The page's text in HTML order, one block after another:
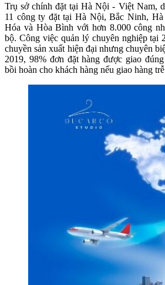
Trụ sở chính đặt tại Hà Nội - Việt Nam,
11 công ty đặt tại Hà Nội, Bắc Ninh,
Hóa và Hòa Bình với hơn 8.000 công
bộ. Công việc quản lý chuyên nghiệp tại
chuyền sản xuất hiện đại nhưng chuyên
2019, 98% đơn đặt hàng được giao
bồi hoàn cho khách hàng nếu giao hàng